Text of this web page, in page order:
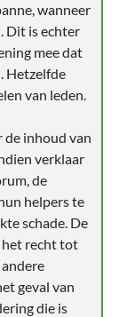
wanneer
Dit is echter
mee dat
Hetzelfde
van leden.
inhoud van
verklaar
de
helpers te
schade. De
het recht tot
geval van
die is